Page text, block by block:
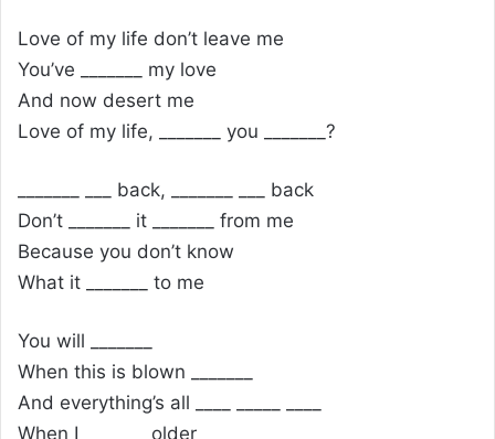
Love of my life don’t leave me
You’ve _______ my love
And now desert me
Love of my life, _______ you _______?
_______ ___ back, _______ ___ back
Don’t _______ it _______ from me
Because you don’t know
What it _______ to me
You will _______
When this is blown _______
And everything’s all ____ _____ ____
When I _______ older